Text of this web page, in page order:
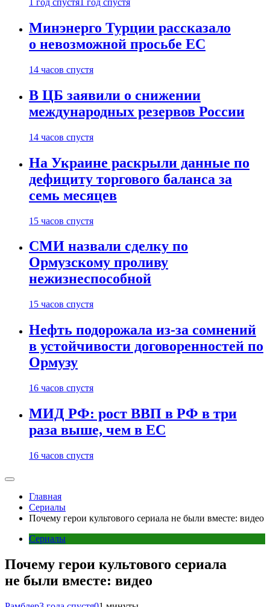
1 год спустя 1 год спустя
Минэнерго Турции рассказало
о невозможной просьбе ЕС
14 часов спустя
В ЦБ заявили о снижении
международных резервов России
14 часов спустя
На Украине раскрыли данные по
дефициту торгового баланса за
семь месяцев
15 часов спустя
СМИ назвали сделку по
Ормузскому проливу
нежизнеспособной
15 часов спустя
Нефть подорожала из-за сомнений
в устойчивости договоренностей по
Ормузу
16 часов спустя
МИД РФ: рост ВВП в РФ в три
раза выше, чем в ЕС
16 часов спустя
Главная
Сериалы
Почему герои культового сериала не были вместе: видео
Сериалы
Почему герои культового сериала
не были вместе: видео